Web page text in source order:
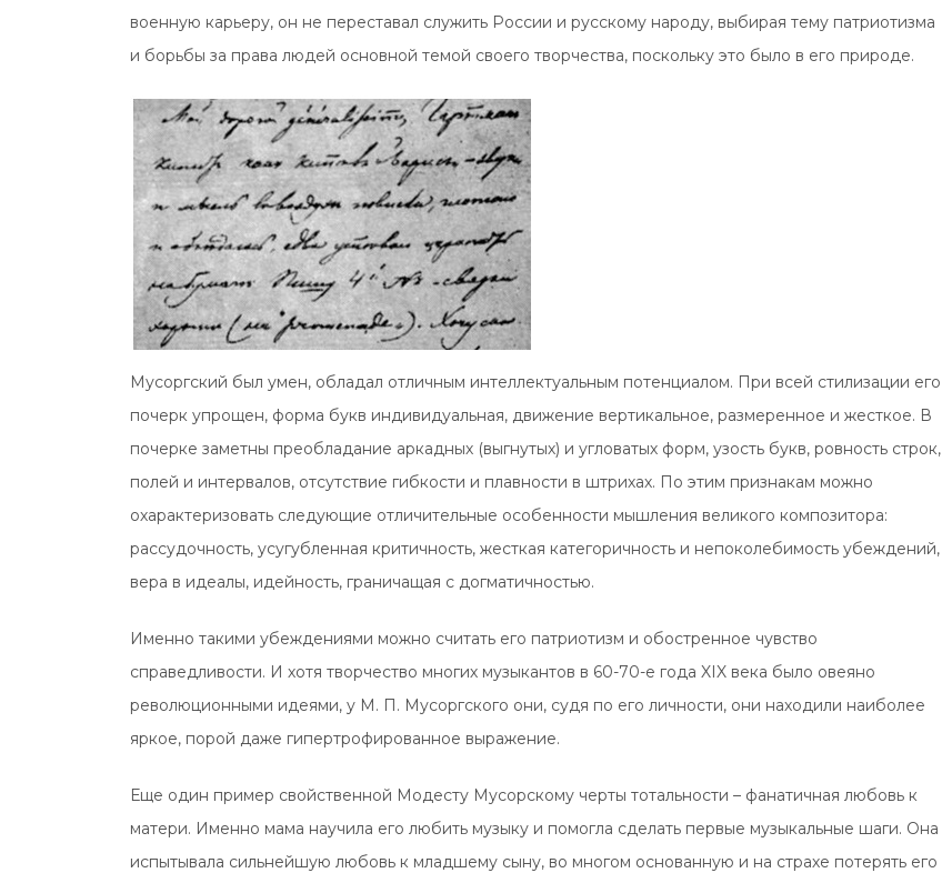
военную карьеру, он не переставал служить России и русскому народу, выбирая тему патриотизма
и борьбы за права людей основной темой своего творчества, поскольку это было в его природе.
Мусоргский был умен, обладал отличным интеллектуальным потенциалом. При всей стилизации его
почерк упрощен, форма букв индивидуальная, движение вертикальное, размеренное и жесткое. В
почерке заметны преобладание аркадных (выгнутых) и угловатых форм, узость букв, ровность строк,
полей и интервалов, отсутствие гибкости и плавности в штрихах. По этим признакам можно
охарактеризовать следующие отличительные особенности мышления великого композитора:
рассудочность, усугубленная критичность, жесткая категоричность и непоколебимость убеждений,
вера в идеалы, идейность, граничащая с догматичностью.
Именно такими убеждениями можно считать его патриотизм и обостренное чувство
справедливости. И хотя творчество многих музыкантов в 60-70-е года XIX века было овеяно
революционными идеями, у М. П. Мусоргского они, судя по его личности, они находили наиболее
яркое, порой даже гипертрофированное выражение.
Еще один пример свойственной Модесту Мусорскому черты тотальности – фанатичная любовь к
матери. Именно мама научила его любить музыку и помогла сделать первые музыкальные шаги. Она
испытывала сильнейшую любовь к младшему сыну, во многом основанную и на страхе потерять его